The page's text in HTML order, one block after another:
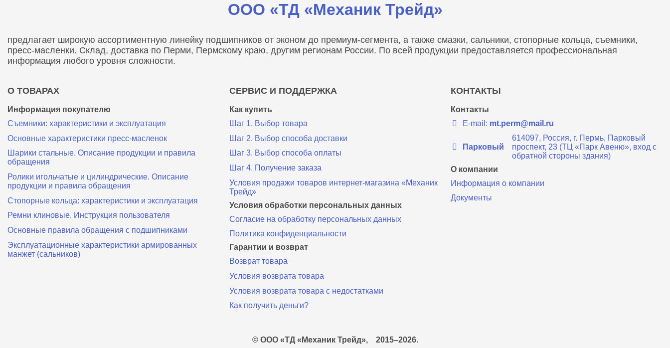
ООО «ТД «Механик Трейд»
предлагает широкую ассортиментную линейку подшипников от эконом до премиум-сегмента, а также смазки, сальники, стопорные кольца, съемники,
пресс-масленки. Склад, доставка по Перми, Пермскому краю, другим регионам России. По всей продукции предоставляется профессиональная
информация любого уровня сложности.
О ТОВАРАХ
Информация покупателю
Съемники: характеристики и эксплуатация
Основные характеристики пресс‑масленок
Шарики стальные. Описание продукции и правила
обращения
Ролики игольчатые и цилиндрические. Описание
продукции и правила обращения
Стопорные кольца: характеристики и эксплуатация
Ремни клиновые. Инструкция пользователя
Основные правила обращения с подшипниками
Эксплуатационные характеристики армированных
манжет (сальников)
СЕРВИС И ПОДДЕРЖКА
Как купить
Шаг 1. Выбор товара
Шаг 2. Выбор способа доставки
Шаг 3. Выбор способа оплаты
Шаг 4. Получение заказа
Условия продажи товаров интернет-магазина «Механик
Трейд»
Условия обработки персональных данных
Согласие на обработку персональных данных
Политика конфиденциальности
Гарантии и возврат
Возврат товара
Условия возврата товара
Условия возврата товара с недостатками
Как получить деньги?
КОНТАКТЫ
Контакты
E-mail: mt.perm@mail.ru
Парковый
614097, Россия, г. Пермь, Парковый
проспект, 23 (ТЦ «Парк Авеню», вход с
обратной стороны здания)
О компании
Информация о компании
Документы
© ООО «ТД «Механик Трейд», 2015–2026.